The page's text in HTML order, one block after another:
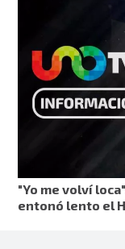
"Yo me volví
entonó lento el